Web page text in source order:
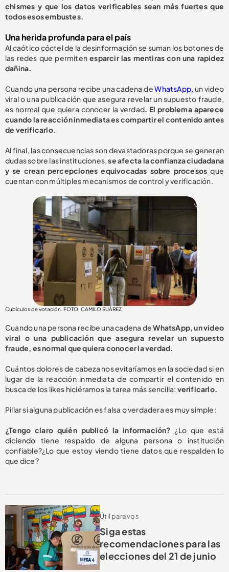
chismes y que los datos verificables sean más fuertes que
todos esos embustes.
Una herida profunda para el país
Al caótico cóctel de la desinformación se suman los botones de
las redes que permitenesparcir las mentiras con una rapidez
dañina.
Cuando una persona recibe una cadena deWhatsApp, un video
viral o una publicación que asegura revelar un supuesto fraude,
es normal que quiera conocer la verdad. El problema aparece
cuando la reacción inmediata es compartir el contenido antes
de verificarlo.
Al final, las consecuencias son devastadoras porque se generan
dudas sobre las instituciones,se afecta la confianza ciudadana
y se crean percepciones equivocadas sobre procesos que
cuentan con múltiples mecanismos de control y verificación.
Cubículos de votación. FOTO: CAMILO SUÁREZ
Cuando una persona recibe una cadena deWhatsApp, un video
viral o una publicación que asegura revelar un supuesto
fraude, es normal que quiera conocer la verdad.
Cuántos dolores de cabeza nos evitaríamos en la sociedad si en
lugar de la reacción inmediata de compartir el contenido en
busca de los likes hiciéramos la tarea más sencilla: verificarlo.
Pillar si alguna publicación es falsa o verdadera es muy simple:
¿Tengo claro quién publicó la información? ¿Lo que está
diciendo tiene respaldo de alguna persona o institución
confiable?¿Lo que estoy viendo tiene datos que respalden lo
que dice?
Útil para vos
Siga estas
recomendaciones para las
elecciones del 21 de junio